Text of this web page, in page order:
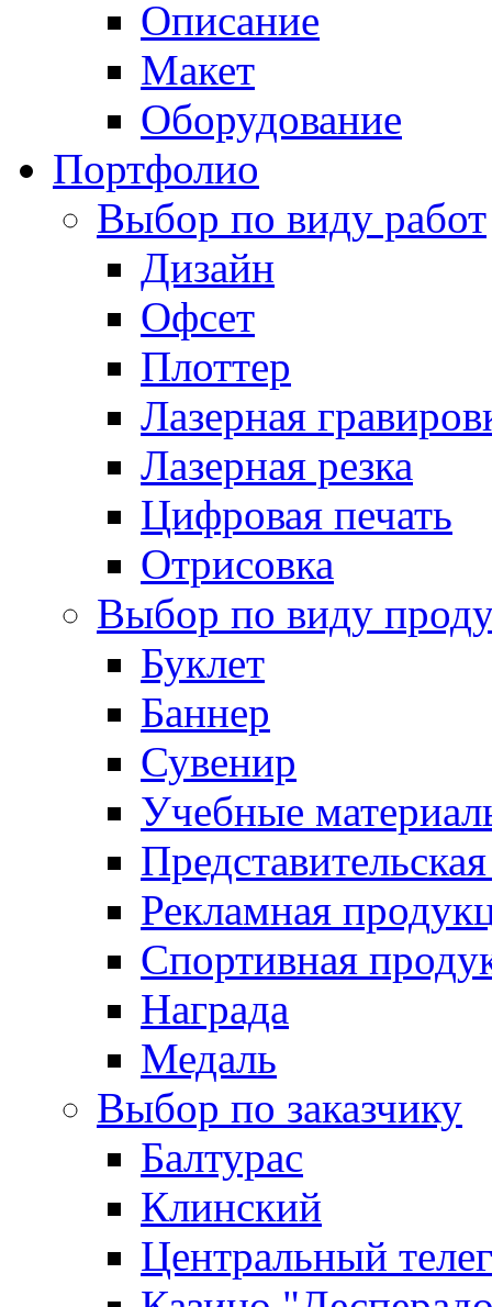
Описание
Макет
Оборудование
Портфолио
Выбор по виду работ
Дизайн
Офсет
Плоттер
Лазерная
Лазерная резка
Цифровая печать
Отрисовка
Выбор по виду
Буклет
Баннер
Сувенир
Учебные
Рекламная
Спортивная
Награда
Медаль
Выбор по заказчику
Балтурас
Клинский
Центральный